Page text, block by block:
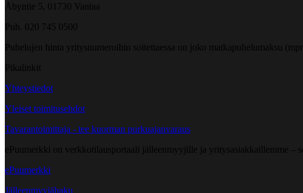
Åbyntie 5, 01730 Vantaa
Puh. 020 745 0500
Puhelujen hinta yritysnumeroihin soitettaessa on joko matkapuhelumaksu
Pikalinkit
Yhteystiedot
Yleiset toimitusehdot
Tavarantoimittaja - tee kuorman purkuajanvaraus
ePuumerkki on verkkotilausportaali jälleenmyyjille ja yritysasiakkaillemme –
ePuumerkki
Jälleenmyyjähaku